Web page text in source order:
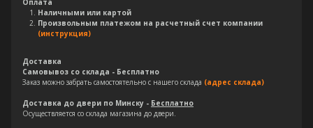
Оплата
Наличными или картой
Произвольным платежом на расчетный счет компании
(инструкция)
Доставка
Самовывоз со склада - Бесплатно
Заказ можно забрать самостоятельно с нашего склада (адрес склада)
Доставка до двери по Минску - Бесплатно
Осуществляется со склада магазина до двери.